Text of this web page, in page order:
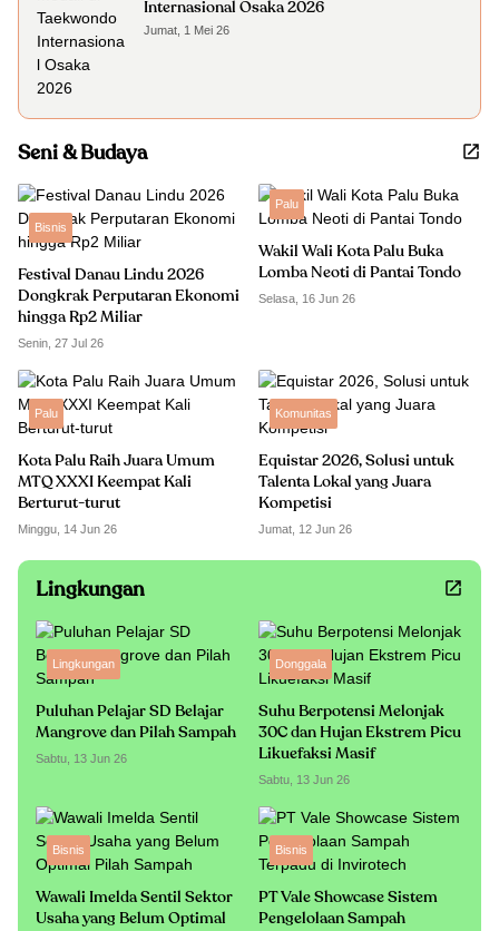
Internasional Osaka 2026
Jumat, 1 Mei 26
Seni & Budaya
Bisnis
Festival Danau Lindu 2026
Dongkrak Perputaran Ekonomi
hingga Rp2 Miliar
Senin, 27 Jul 26
Palu
Wakil Wali Kota Palu Buka
Lomba Neoti di Pantai Tondo
Selasa, 16 Jun 26
Palu
Kota Palu Raih Juara Umum
MTQ XXXI Keempat Kali
Berturut-turut
Minggu, 14 Jun 26
Komunitas
Equistar 2026, Solusi untuk
Talenta Lokal yang Juara
Kompetisi
Jumat, 12 Jun 26
Lingkungan
Lingkungan
Puluhan Pelajar SD Belajar
Mangrove dan Pilah Sampah
Sabtu, 13 Jun 26
Donggala
Suhu Berpotensi Melonjak
30C dan Hujan Ekstrem Picu
Likuefaksi Masif
Sabtu, 13 Jun 26
Bisnis
Wawali Imelda Sentil Sektor
Usaha yang Belum Optimal
Bisnis
PT Vale Showcase Sistem
Pengelolaan Sampah